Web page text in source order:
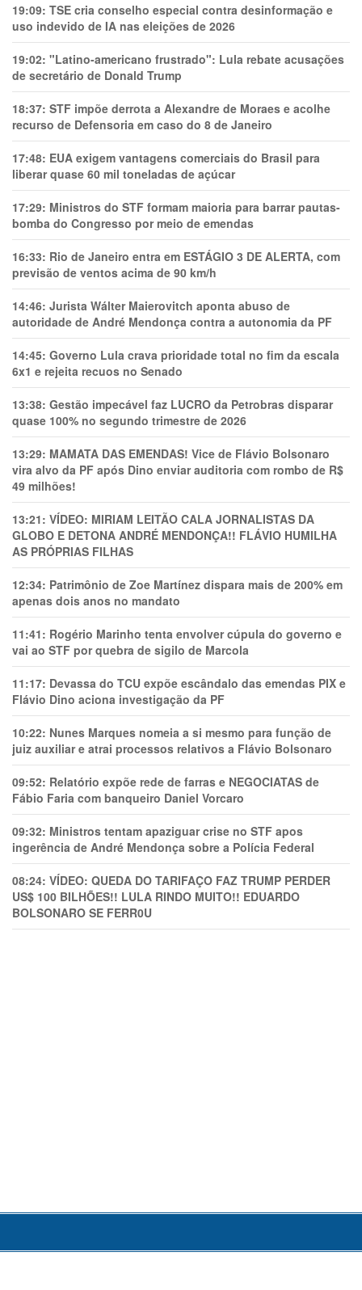
19:09: TSE cria conselho especial contra desinformação e
uso indevido de IA nas eleições de 2026
19:02: "Latino-americano frustrado": Lula rebate acusações
de secretário de Donald Trump
18:37: STF impõe derrota a Alexandre de Moraes e acolhe
recurso de Defensoria em caso do 8 de Janeiro
17:48: EUA exigem vantagens comerciais do Brasil para
liberar quase 60 mil toneladas de açúcar
17:29: Ministros do STF formam maioria para barrar pautas-
bomba do Congresso por meio de emendas
16:33: Rio de Janeiro entra em ESTÁGIO 3 DE ALERTA, com
previsão de ventos acima de 90 km/h
14:46: Jurista Wálter Maierovitch aponta abuso de
autoridade de André Mendonça contra a autonomia da PF
14:45: Governo Lula crava prioridade total no fim da escala
6x1 e rejeita recuos no Senado
13:38: Gestão impecável faz LUCRO da Petrobras disparar
quase 100% no segundo trimestre de 2026
13:29: MAMATA DAS EMENDAS! Vice de Flávio Bolsonaro
vira alvo da PF após Dino enviar auditoria com rombo de R$
49 milhões!
13:21: VÍDEO: MIRIAM LEITÃO CALA JORNALISTAS DA
GLOBO E DETONA ANDRÉ MENDONÇA!! FLÁVIO HUMILHA
AS PRÓPRIAS FILHAS
12:34: Patrimônio de Zoe Martínez dispara mais de 200% em
apenas dois anos no mandato
11:41: Rogério Marinho tenta envolver cúpula do governo e
vai ao STF por quebra de sigilo de Marcola
11:17: Devassa do TCU expõe escândalo das emendas PIX e
Flávio Dino aciona investigação da PF
10:22: Nunes Marques nomeia a si mesmo para função de
juiz auxiliar e atrai processos relativos a Flávio Bolsonaro
09:52: Relatório expõe rede de farras e NEGOCIATAS de
Fábio Faria com banqueiro Daniel Vorcaro
09:32: Ministros tentam apaziguar crise no STF apos
ingerência de André Mendonça sobre a Polícia Federal
08:24: VÍDEO: QUEDA DO TARIFAÇO FAZ TRUMP PERDER
US$ 100 BILHÕES!! LULA RINDO MUITO!! EDUARDO
BOLSONARO SE FERR0U